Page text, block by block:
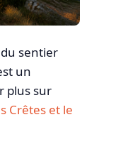
sentier
un
plus sur
Crêtes et le